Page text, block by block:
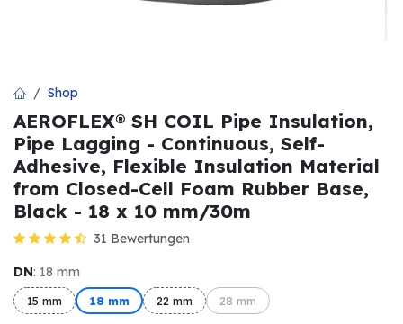
Shop
AEROFLEX® SH COIL Pipe Insulation,
Pipe Lagging - Continuous, Self-
Adhesive, Flexible Insulation Material
from Closed-Cell Foam Rubber Base,
Black - 18 x 10 mm/30m
31 Bewertungen
DN: 18 mm
15 mm 18 mm 22 mm 28 mm